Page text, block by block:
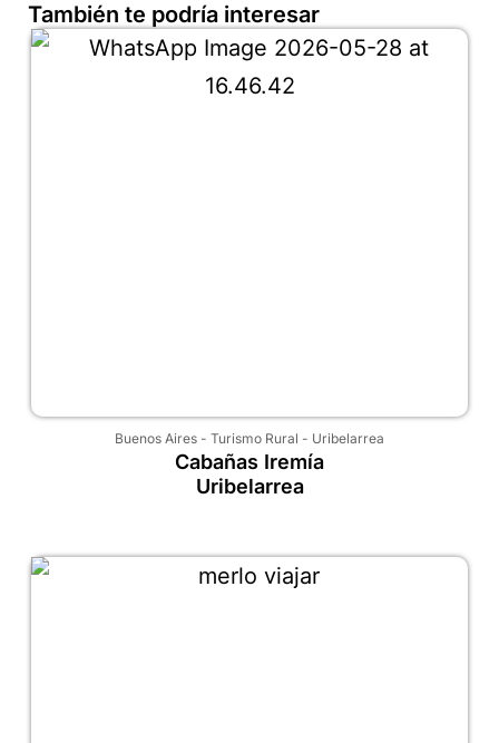
También te podría interesar
Buenos Aires - Turismo Rural - Uribelarrea
Cabañas Iremía
Uribelarrea